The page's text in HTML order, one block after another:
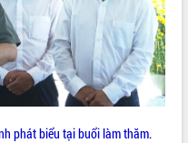
phát biểu tại buổi làm thăm.